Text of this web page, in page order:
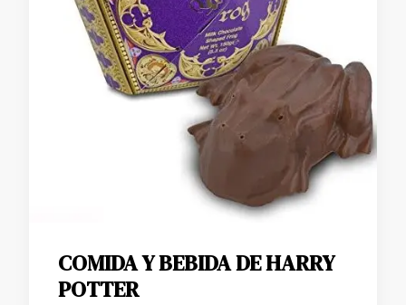
COMIDA Y BEBIDA DE HARRY
POTTER